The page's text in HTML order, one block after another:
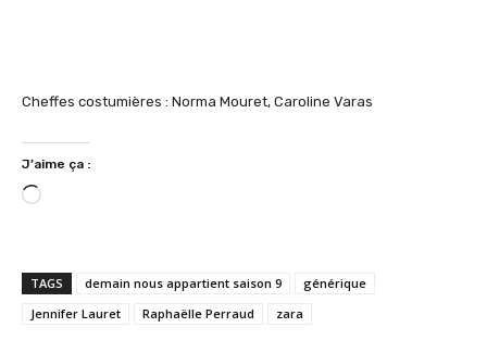
Cheffes costumières : Norma Mouret, Caroline Varas
J’aime ça :
C
r
g
e
TAGS demain nous appartient saison 9
générique
Jennifer Lauret
Raphaëlle Perraud zara